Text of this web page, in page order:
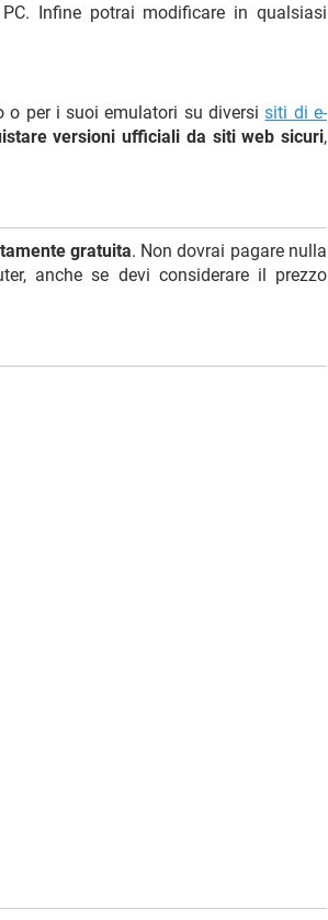
Infine potrai modificare in qualsiasi
o per i suoi emulatori su diversisiti di e-
versioni ufficiali da siti web sicuri,
gratuita. Non dovrai pagare nulla
anche se devi considerare il prezzo